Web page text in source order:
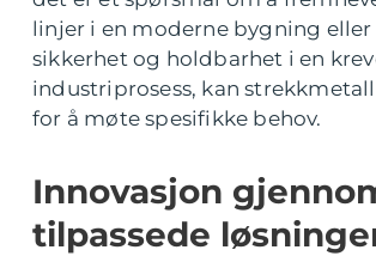
linjer i en moderne bygning eller
sikkerhet og holdbarhet i en
industriprosess, kan
for å møte spesifikke behov.
Innovasjon
tilpassede